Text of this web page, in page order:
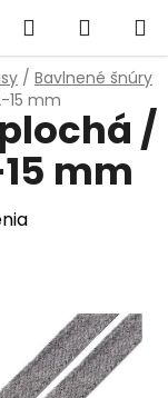
Hľadať
KOŠÍK
/ Bavlnené šnúry
15 mm
/
mm